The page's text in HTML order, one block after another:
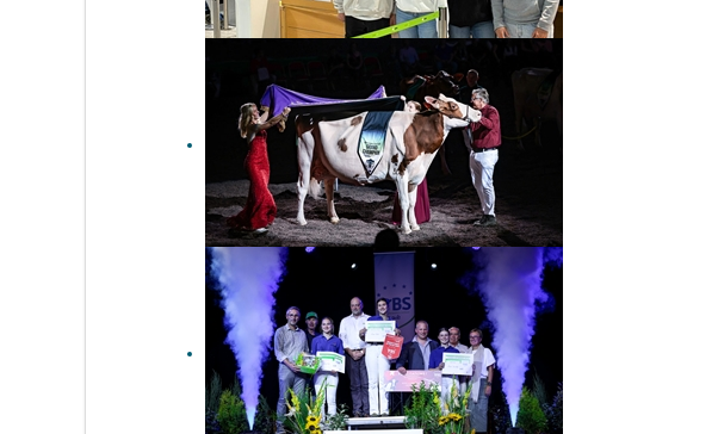
Show 2025 de Montichiari
Golden-Oaks Temptres-
Red-ET, Vaca Campeona
Suprema de la World Dairy
Expo 2025 de Madison